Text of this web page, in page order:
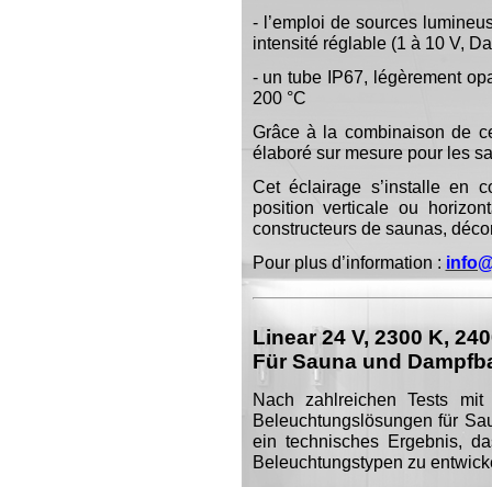
- l’emploi de sources
intensité réglable (1 à 10 V,
- un tube IP67, légèrement
200 °C
Grâce à la combinaison de
élaboré sur mesure pour les
Cet éclairage s’installe en
position verticale ou
constructeurs de saunas,
Pour plus d’information :
Linear 24 V, 2300 K,
Für Sauna und
Nach zahlreichen Tests
Beleuchtungslösungen für
ein technisches Ergebnis,
Beleuchtungstypen zu